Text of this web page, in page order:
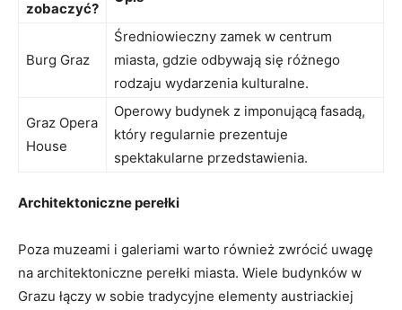
zobaczyć?
Burg Graz
Średniowieczny zamek w centrum‍
miasta, gdzie odbywają się różnego
rodzaju wydarzenia kulturalne.
Graz Opera
House
Operowy budynek z imponującą⁤ fasadą,
który regularnie prezentuje
spektakularne przedstawienia.
Architektoniczne perełki
Poza muzeami i galeriami warto również zwrócić uwagę
na⁢ architektoniczne perełki miasta. Wiele ⁢budynków w
Grazu łączy w sobie tradycyjne elementy ‍austriackiej